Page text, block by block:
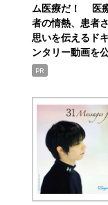
ム医療だ！ 医
者の情熱、患者
思いを伝えるド
ンタリー動画を
PR